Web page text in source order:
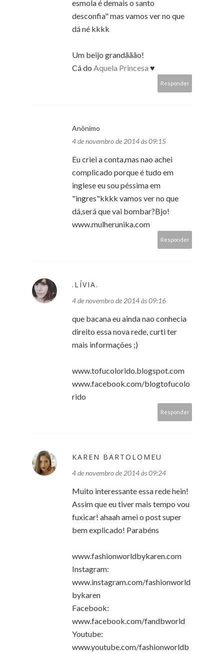
esmola é demais o santo
desconfia" mas vamos ver no que
dá né kkkk
Um beijo grandããão!
Cá do Aquela Princesa ♥
Responder
Anônimo
4 de novembro de 2014 às 09:15
Eu criei a conta,mas nao achei
complicado porque é tudo em
inglese eu sou péssima em
"ingres"kkkk vamos ver no que
dá,será que vai bombar?Bjo!
www.mulherunika.com
Responder
.LÍVIA.
4 de novembro de 2014 às 09:16
que bacana eu ainda nao conhecia
direito essa nova rede, curti ter
mais informações ;)
www.tofucolorido.blogspot.com
www.facebook.com/blogtofucolo
rido
Responder
KAREN BARTOLOMEU
4 de novembro de 2014 às 09:24
Muito interessante essa rede hein!
Assim que eu tiver mais tempo vou
fuxicar! ahaah amei o post super
bem explicado! Parabéns
www.fashionworldbykaren.com
Instagram:
www.instagram.com/fashionworld
bykaren
Facebook:
www.facebook.com/fandbworld
Youtube:
www.youtube.com/fashionworldb